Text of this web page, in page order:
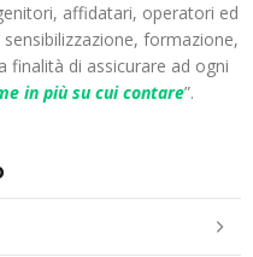
affidatari, operatori ed
formazione,
finalità di assicurare ad ogni
in più su cui contare”.